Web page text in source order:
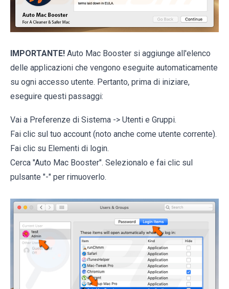
IMPORTANTE! Auto Mac Booster si aggiunge all'elenco
delle applicazioni che vengono eseguite automaticamente
su ogni accesso utente. Pertanto, prima di iniziare,
eseguire questi passaggi:
Vai a Preferenze di Sistema -> Utenti e Gruppi.
Fai clic sul tuo account (noto anche come utente corrente).
Fai clic su Elementi di login.
Cerca "Auto Mac Booster". Selezionalo e fai clic sul
pulsante "-" per rimuoverlo.